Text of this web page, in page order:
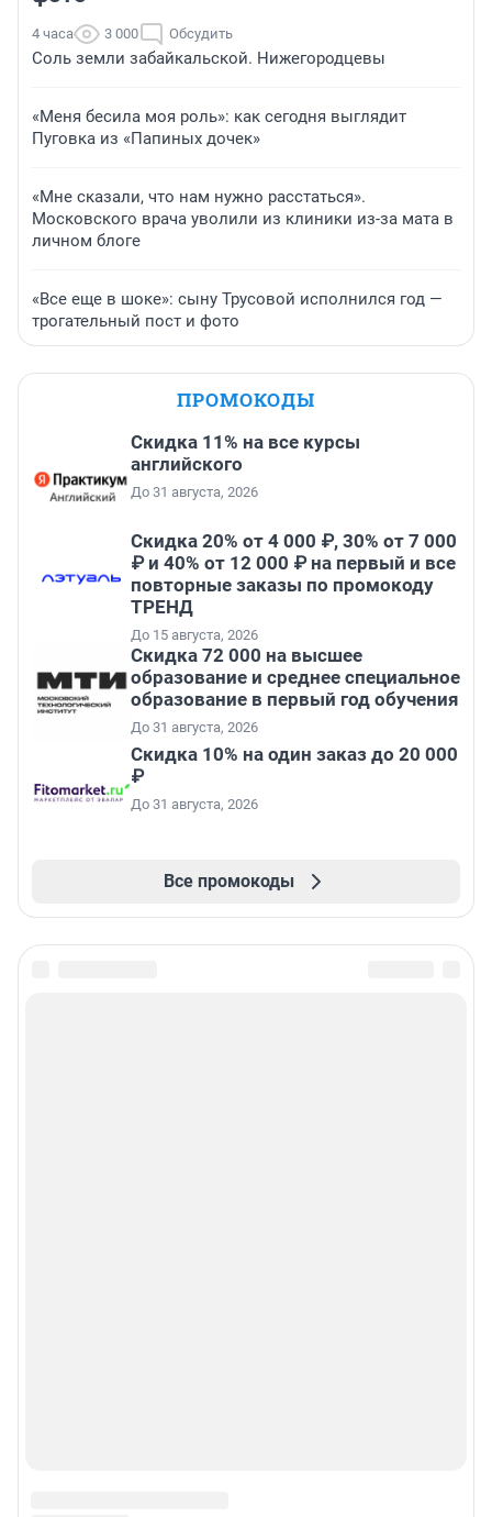
4 часа 3 000 Обсудить
Соль земли забайкальской. Нижегородцевы
«Меня бесила моя роль»: как сегодня выглядит
Пуговка из «Папиных дочек»
«Мне сказали, что нам нужно расстаться».
Московского врача уволили из клиники из-за мата в
личном блоге
«Все еще в шоке»: сыну Трусовой исполнился год —
трогательный пост и фото
ПРОМОКОДЫ
Скидка 11% на все курсы
английского
До 31 августа, 2026
Скидка 20% от 4 000 ₽, 30% от 7 000
₽ и 40% от 12 000 ₽ на первый и все
повторные заказы по промокоду
ТРЕНД
До 15 августа, 2026
Скидка 72 000 на высшее
образование и среднее специальное
образование в первый год обучения
До 31 августа, 2026
Скидка 10% на один заказ до 20 000
₽
До 31 августа, 2026
Все промокоды